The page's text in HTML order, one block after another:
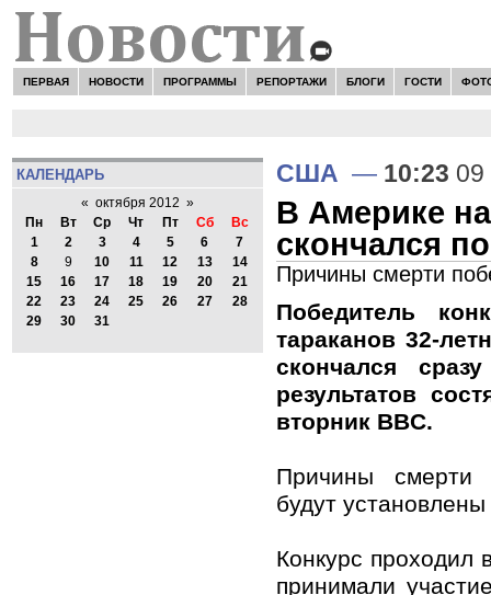
ПЕРВАЯ НОВОСТИ ПРОГРАММЫ РЕПОРТАЖИ БЛОГИ ГОСТИ
КАЛЕНДАРЬ
« октября 2012 »
Пн
Вт Ср Чт Пт Сб
Вс
1
2 3 4 5 6
7
8
9 10 11 12 13
14
15
16 17 18 19 20
21
22
23 24 25 26 27
28
29
30 31
США — 10:23 09
В Америке
скончался
Причины смерти
Победитель
тараканов 32-
скончался
результатов
вторник BBC.
Причины смерти
будут
Конкурс проходил
принимали